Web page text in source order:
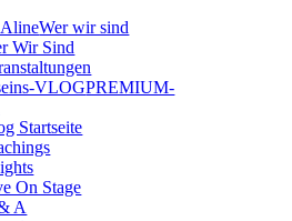
Wer wir sind
Wir Sind
VLOGPREMIUM-
Startseite
On Stage
A